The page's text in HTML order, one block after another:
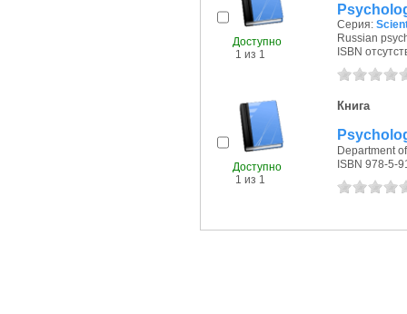
Доступно
1 из 1
Серия:
Russian
ISBN
Доступно
1 из 1
Книга
Department
ISBN 978-5-